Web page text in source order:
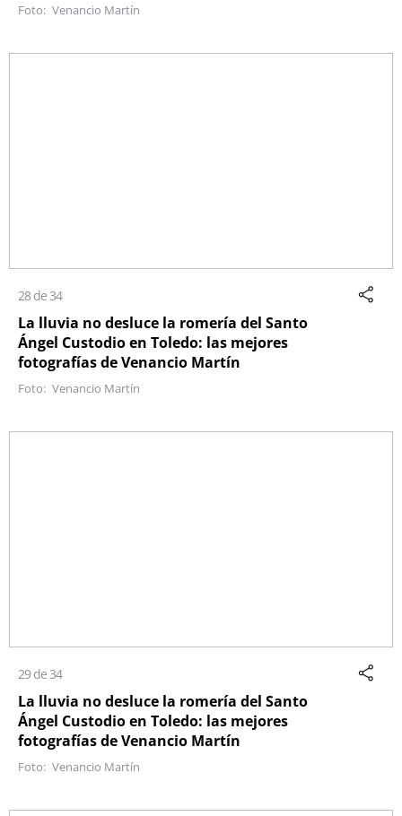
Venancio Martín
28 de 34
La lluvia no desluce la romería del Santo
Ángel Custodio en Toledo: las mejores
fotografías de Venancio Martín
Venancio Martín
29 de 34
La lluvia no desluce la romería del Santo
Ángel Custodio en Toledo: las mejores
fotografías de Venancio Martín
Venancio Martín